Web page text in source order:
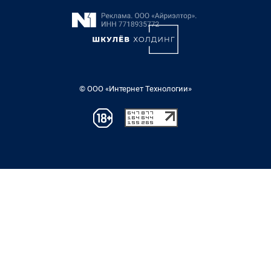
© ООО «Интернет Технологии»